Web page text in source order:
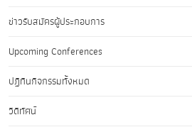
ข่าวรับสมัครผู้ประกอบการ
Upcoming Conferences
ปฏิทินกิจกรรมทั้งหมด
วิดีทัศน์